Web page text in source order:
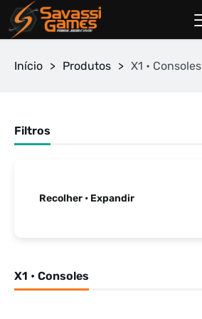
Início > Produtos > X1 • Consoles
X1 • Consoles
Filtros
Recolher • Expandir